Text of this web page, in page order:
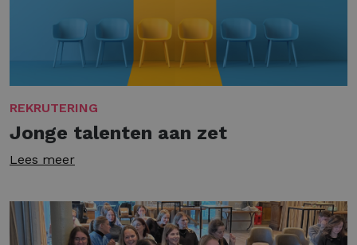
REKRUTERING
Jonge talenten aan zet
Lees meer